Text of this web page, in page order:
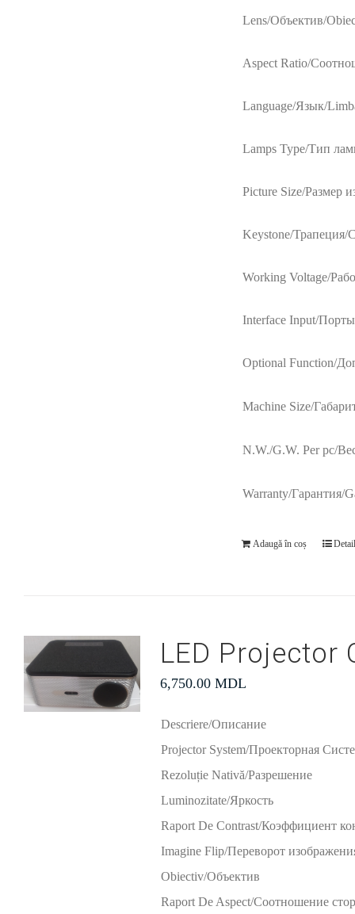
Lens/Объектив/
Aspect Ratio/
Language/Язык/
Lamps Type/Тип
Picture Size/Размер
Keystone/Трапеция/
Working Voltage/
Interface Input/
Optional Function/
Machine Size/
N.W./G.W. Per pc/
Warranty/Гарантия/
Adaugă în coș
LED Projector
6,750.00 MDL
Descriere/Описание
Projector System/Проекторная
Rezoluție Nativă/Разрешение
Luminozitate/Яркость
Raport De Contrast/Коэффициент
Imagine Flip/Переворот
Obiectiv/Объектив
Raport De Aspect/Cоотношение